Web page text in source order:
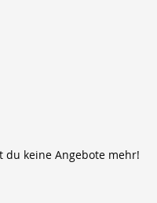
du keine Angebote mehr!